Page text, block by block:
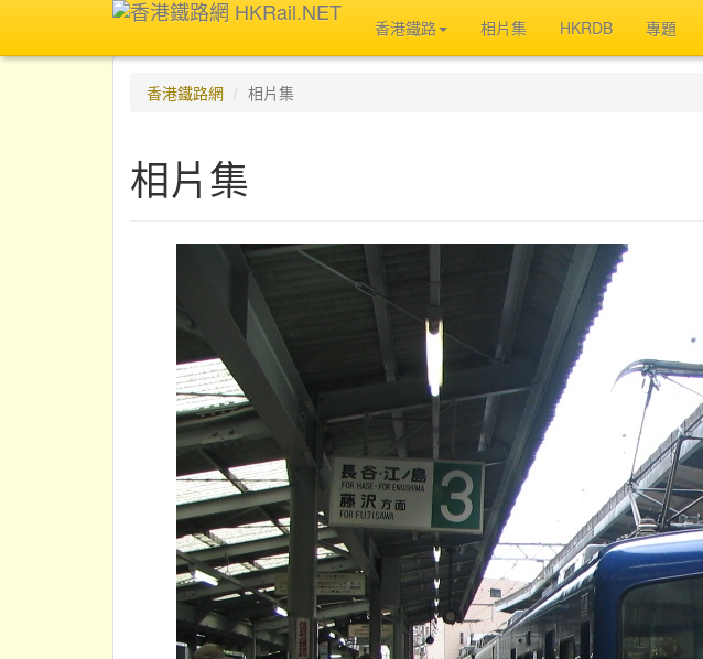
香港鐵路 相片集 HKRDB 專題
香港鐵路網 相片集
相片集